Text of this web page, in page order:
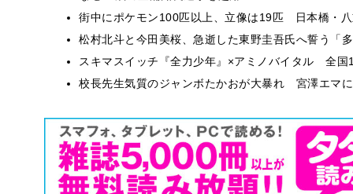
街中にポケモン100匹以上、立像は19匹 日本橋・
松村北斗と今田美桜、急逝した東野圭吾氏へ誓う「
スキマスイッチ『全力少年』×アミノバイタル 全国
校長先生気質のジャンボたかおが大暴れ 宮澤エマ